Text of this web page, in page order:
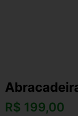
R$ 199,00